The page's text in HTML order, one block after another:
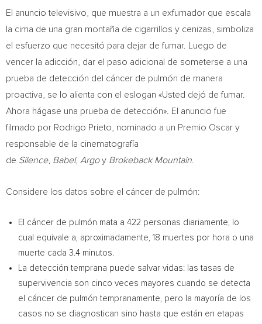
El anuncio televisivo, que muestra a un exfumador que escala
la cima de una gran montaña de cigarrillos y cenizas, simboliza
el esfuerzo que necesitó para dejar de fumar. Luego de
vencer la adicción, dar el paso adicional de someterse a una
prueba de detección del cáncer de pulmón de manera
proactiva, se lo alienta con el eslogan «Usted dejó de fumar.
Ahora hágase una prueba de detección». El anuncio fue
filmado por Rodrigo Prieto , nominado a un Premio Oscar y
responsable de la cinematografía
de Silence, Babel, Argoy Brokeback Mountain
Considere los datos sobre el cáncer de pulmón:
El cáncer de pulmón mata a 422 personas diariamente, lo
cual equivale a, aproximadamente, 18 muertes por hora o una
muerte cada 3.4 minutos.
La detección temprana puede salvar vidas: las tasas de
supervivencia son cinco veces mayores cuando se detecta
el cáncer de pulmón tempranamente, pero la mayoría de los
casos no se diagnostican sino hasta que están en etapas